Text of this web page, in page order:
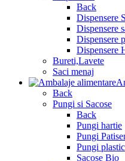
Back
Dispensere
Dispensere
Dispensere
Dispensere
Bureti,Lavete
Saci menaj
Back
Pungi si Sacose
Back
Pungi hartie
Pungi
Pungi plastic
Sacose Bio